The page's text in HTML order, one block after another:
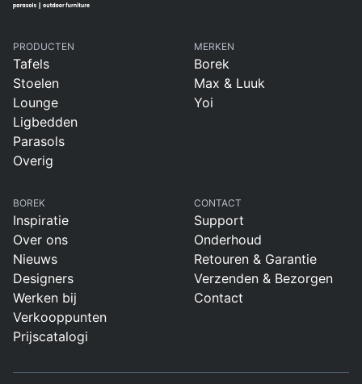
PRODUCTEN
Tafels
Stoelen
Lounge
Ligbedden
Parasols
Overig
MERKEN
Borek
Max & Luuk
Yoi
BOREK
Inspiratie
Over ons
Nieuws
Designers
Werken bij
Verkooppunten
Prijscatalogi
CONTACT
Support
Onderhoud
Retouren & Garantie
Verzenden & Bezorgen
Contact